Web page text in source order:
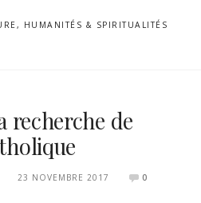
HUMANITÉS & SPIRITUALITÉS
recherche de
23 NOVEMBRE 2017 0